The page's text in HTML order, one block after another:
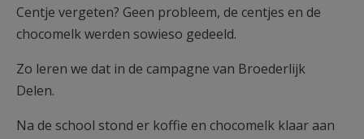
Centje vergeten? Geen probleem, de centjes en de
chocomelk werden sowieso gedeeld.
Zo leren we dat in de campagne van Broederlijk
Delen.
Na de school stond er koffie en chocomelk klaar aan